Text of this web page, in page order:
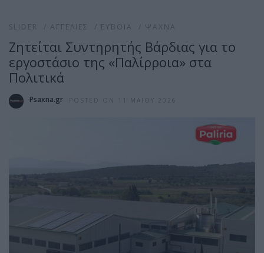
SLIDER ΑΓΓΕΛΊΕΣ ΕΎΒΟΙΑ ΨΑΧΝΆ
Ζητείται Συντηρητής Βάρδιας για το
εργοστάσιο της «Παλίρροια» στα
Πολιτικά
Psaxna.gr POSTED ON 11 ΜΑΪ́ΟΥ 2026